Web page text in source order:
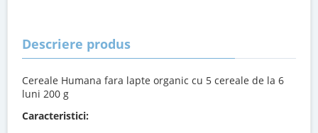
Descriere produs
Cereale Humana fara lapte organic cu 5 cereale de la 6
luni 200 g
Caracteristici: